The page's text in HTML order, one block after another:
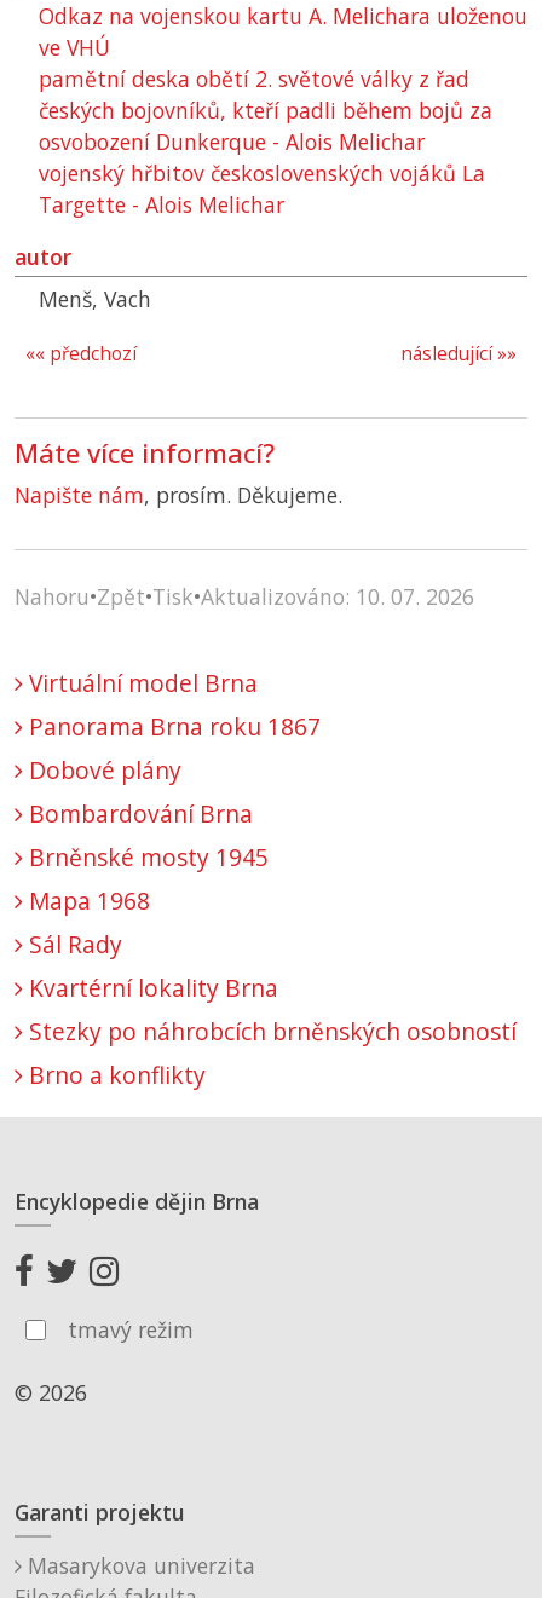
Odkaz na vojenskou kartu A. Melichara uloženou
ve VHÚ
pamětní deska obětí 2. světové války z řad
českých bojovníků, kteří padli během bojů za
osvobození Dunkerque - Alois Melichar
vojenský hřbitov československých vojáků La
Targette - Alois Melichar
autor
Menš, Vach
následující »»
«« předchozí
Máte více informací?
Napište nám, prosím. Děkujeme.
Nahoru•Zpět•Tisk•Aktualizováno: 10. 07. 2026
Virtuální model Brna
Panorama Brna roku 1867
Dobové plány
Bombardování Brna
Brněnské mosty 1945
Mapa 1968
Sál Rady
Kvartérní lokality Brna
Stezky po náhrobcích brněnských osobností
Brno a konflikty
Encyklopedie dějin Brna
tmavý režim
© 2026
Garanti projektu
Masarykova univerzita